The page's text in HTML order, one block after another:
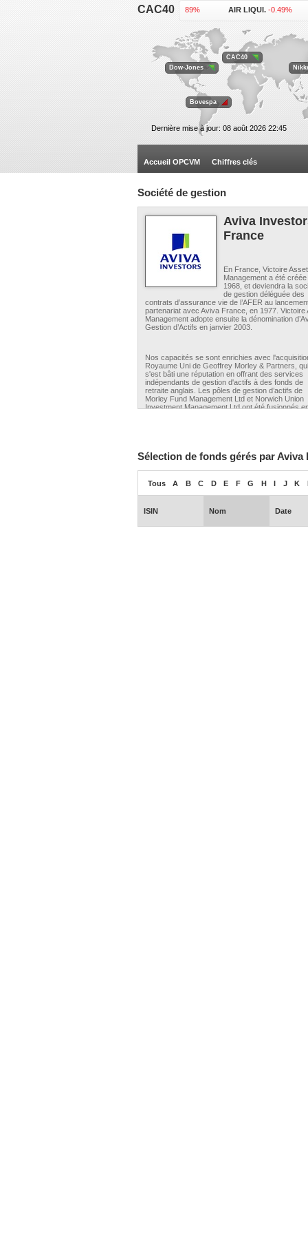
CAC40
ACCOR . -0.89% AIR LIQUI. -0.49%
VEOLIA EN. +0.34% VINCI . -0.99%
Dernière mise à jour: 08 août 2026 22:45
Bovespa
CAC40
Dow-Jones
Accueil OPCVM Chiffres clés
Société de gestion
Aviva
France
En France, Victoire Asset
Management a été créée
1968, et deviendra la
de gestion déléguée des
contrats d’assurance vie de l’AFER au
partenariat avec Aviva France, en 1977. Victoire
Management adopte ensuite la dénomination
Gestion d’Actifs en janvier 2003.
Nos capacités se sont enrichies avec
Royaume Uni de Geoffrey Morley & Partners, qui
s'est bâti une réputation en offrant des services
indépendants de gestion d'actifs à des fonds de
retraite anglais. Les pôles de gestion d’actifs de
Morley Fund Management Ltd et Norwich Union
Investment Management Ltd ont été fusionnés
Aviva Investors a été créé en Septembre 2008,
regroupant au sein d’un groupement mondial
toutes les entités de gestion d’actifs du groupe
Aviva Investors France.
Fax :
+33 (0)1 76 62 91 00
Sélection de fonds gérés par Aviva
Tous A B C D E F G H I J K
ISIN Nom Date